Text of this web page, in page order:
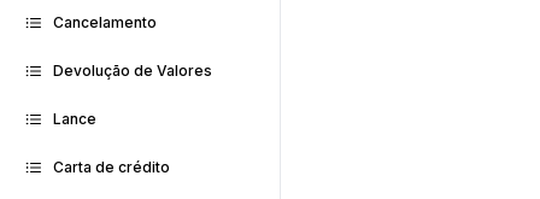
Cancelamento
Devolução de Valores
Lance
Carta de crédito